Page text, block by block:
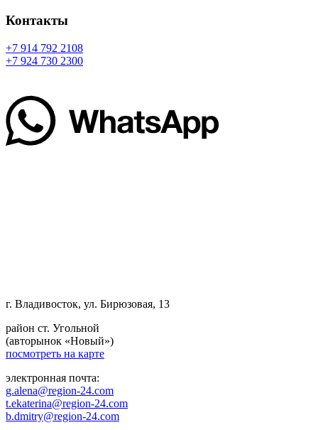
Контакты
+7 914 792 2108
+7 924 730 2300
г. Владивосток, ул. Бирюзовая, 13
район ст. Угольной
(авторынок «Новый»)
посмотреть на карте
электронная почта:
g.alena@region-24.com
t.ekaterina@region-24.com
b.dmitry@region-24.com